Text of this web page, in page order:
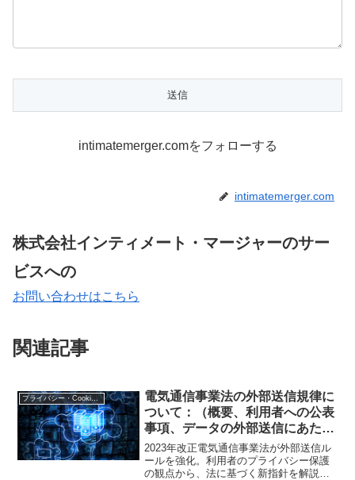
intimatemerger.comをフォローする
intimatemerger.com
株式会社インティメート・マージャーのサー
ビスへの
お問い合わせはこちら
関連記事
プライバシー・Cookie規制
電気通信事業法の外部送信規律に
ついて：（概要、利用者への公表
事項、データの外部送信にあたっ
ての注意点）
2023年改正電気通信事業法が外部送信ル
ールを強化。利用者のプライバシー保護
の観点から、法に基づく新指針を解説し